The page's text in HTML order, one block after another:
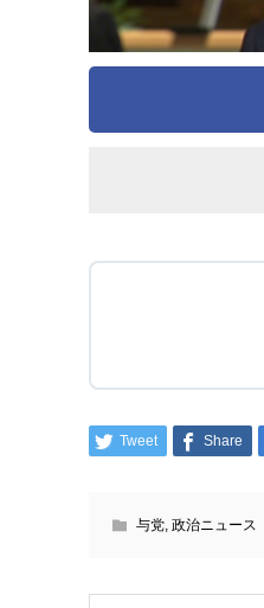
Tweet Share
与党, 政治ニュース